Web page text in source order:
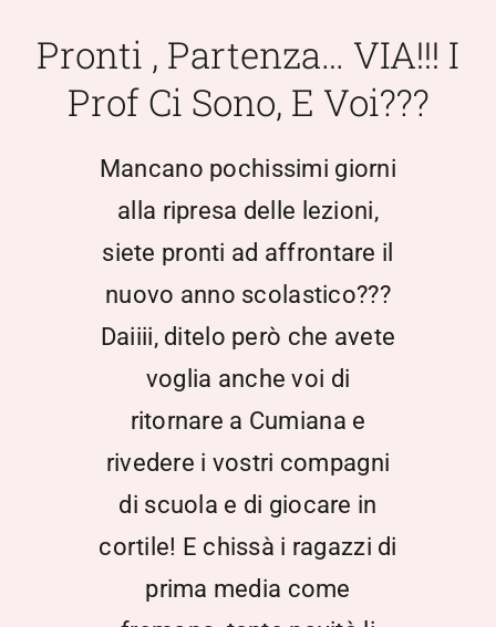
Documentazione
Open Day
Registro Elettronico
Pronti , Partenza… VIA!!! I
Prof Ci Sono, E Voi???
Mancano pochissimi giorni
alla ripresa delle lezioni,
siete pronti ad affrontare il
nuovo anno scolastico???
Daiiii, ditelo però che avete
voglia anche voi di
ritornare a Cumiana e
rivedere i vostri compagni
di scuola e di giocare in
cortile! E chissà i ragazzi di
prima media come